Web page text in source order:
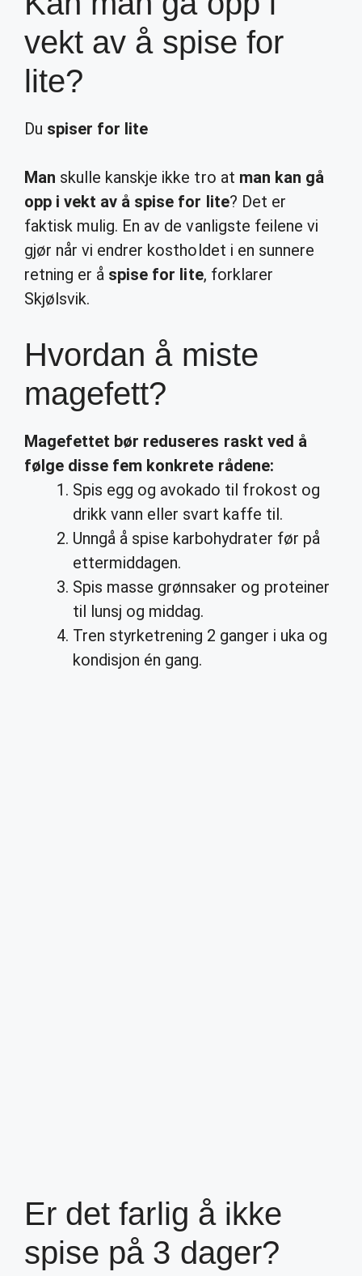
vekt av å spise for
lite?
Du spiser for lite
Man skulle kanskje ikke tro at man kan gå
opp i vekt av å spise for lite? Det er
faktisk mulig. En av de vanligste feilene vi
gjør når vi endrer kostholdet i en sunnere
retning er å spise for lite, forklarer
Skjølsvik.
Hvordan å miste
magefett?
Magefettet bør reduseres raskt ved å
følge disse fem konkrete rådene:
Spis egg og avokado til frokost og
drikk vann eller svart kaffe til.
Unngå å spise karbohydrater før på
ettermiddagen.
Spis masse grønnsaker og proteiner
til lunsj og middag.
Tren styrketrening 2 ganger i uka og
kondisjon én gang.
Er det farlig å ikke
spise på 3 dager?